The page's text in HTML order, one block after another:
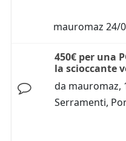
mauromaz 24/
450€ per una
la scioccante
da mauromaz,
Serramenti,